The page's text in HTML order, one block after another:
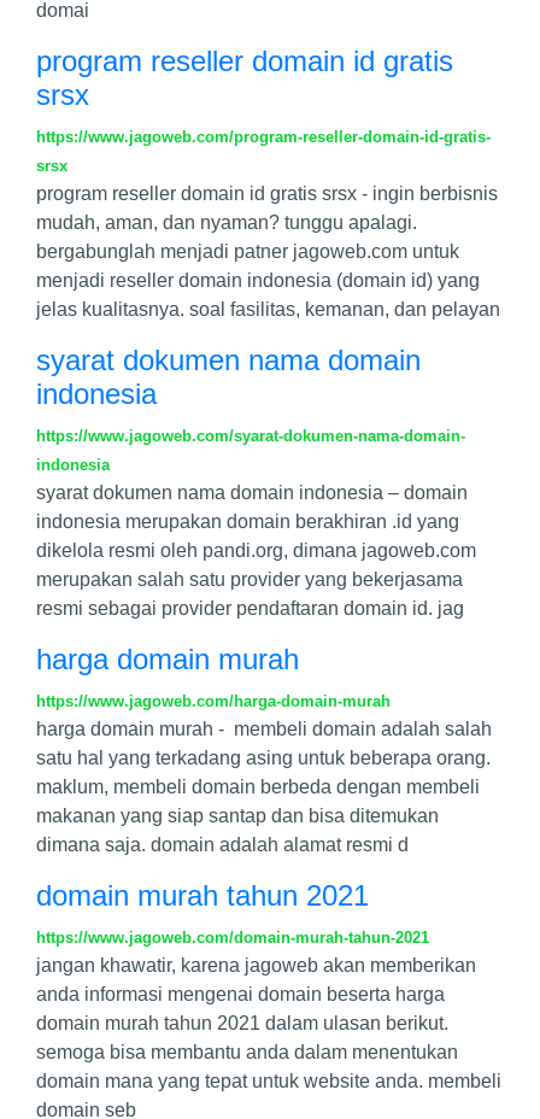
domai
program reseller domain id gratis
srsx
https://www.jagoweb.com/program-reseller-domain-id-gratis-
srsx
program reseller domain id gratis srsx - ingin berbisnis
mudah, aman, dan nyaman? tunggu apalagi.
bergabunglah menjadi patner jagoweb.com untuk
menjadi reseller domain indonesia (domain id) yang
jelas kualitasnya. soal fasilitas, kemanan, dan pelayan
syarat dokumen nama domain
indonesia
https://www.jagoweb.com/syarat-dokumen-nama-domain-
indonesia
syarat dokumen nama domain indonesia – domain
indonesia merupakan domain berakhiran .id yang
dikelola resmi oleh pandi.org, dimana jagoweb.com
merupakan salah satu provider yang bekerjasama
resmi sebagai provider pendaftaran domain id. jag
harga domain murah
https://www.jagoweb.com/harga-domain-murah
harga domain murah - membeli domain adalah salah
satu hal yang terkadang asing untuk beberapa orang.
maklum, membeli domain berbeda dengan membeli
makanan yang siap santap dan bisa ditemukan
dimana saja. domain adalah alamat resmi d
domain murah tahun 2021
https://www.jagoweb.com/domain-murah-tahun-2021
jangan khawatir, karena jagoweb akan memberikan
anda informasi mengenai domain beserta harga
domain murah tahun 2021 dalam ulasan berikut.
semoga bisa membantu anda dalam menentukan
domain mana yang tepat untuk website anda. membeli
domain seb